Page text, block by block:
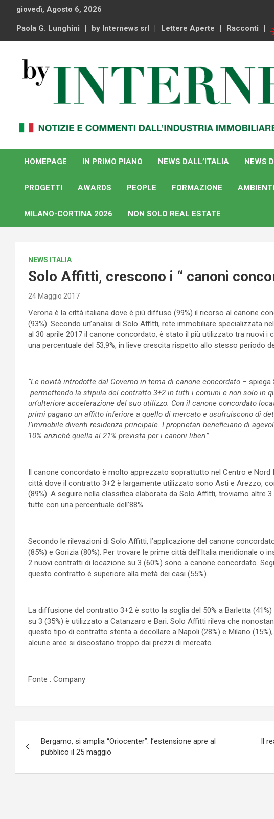
content
giovedì, Agosto 6, 2026
Paola G. Lunghini by Internews srl Lettere Aperte Racconti
By Internews
internazionale
HOMEPAGE
IN PRIMO PIANO NEWS DALL’ITALIA NEWS
PROGETTI AWARDS PEOPLE FORMAZIONE
MILANO-CORTINA 2026 NON SOLO REAL ESTATE
NEWS ITALIA
Solo Affitti, crescono i “ canoni
24 Maggio 2017
Verona è la città italiana dove è più diffuso (99%) il ricorso al canone
(93%). Secondo un’analisi di Solo Affitti, rete immobiliare specializzata
al 30 aprile 2017 il canone concordato, è stato il più utilizzato tra nuovi i
una percentuale del 53,9%, in lieve crescita rispetto allo stesso periodo
“Le novità introdotte dal Governo in tema di canone concordato – spiega
permettendo la stipula del contratto 3+2 in tutti i comuni e non solo in
un’ulteriore accelerazione del suo utilizzo. Con il canone concordato
primi pagano un affitto inferiore a quello di mercato e usufruiscono di
l’immobile diventi residenza principale. I proprietari beneficiano di
10% anziché quella al 21% prevista per i canoni liberi”.
Il canone concordato è molto apprezzato soprattutto nel Centro e Nord
città dove il contratto 3+2 è largamente utilizzato sono Asti e Arezzo,
(89%). A seguire nella classifica elaborata da Solo Affitti, troviamo altre
tutte con una percentuale dell’88%.
Secondo le rilevazioni di Solo Affitti, l’applicazione del canone
(85%) e Gorizia (80%). Per trovare le prime città dell’Italia meridionale o
2 nuovi contratti di locazione su 3 (60%) sono a canone concordato.
questo contratto è superiore alla metà dei casi (55%).
La diffusione del contratto 3+2 è sotto la soglia del 50% a Barletta
su 3 (35%) è utilizzato a Catanzaro e Bari. Solo Affitti rileva che
questo tipo di contratto stenta a decollare a Napoli (28%) e Milano
alcune aree si discostano troppo dai prezzi di mercato.
Fonte : Company
articoli
Bergamo, si amplia “Oriocenter”: l’estensione apre al
pubblico il 25 maggio
Il